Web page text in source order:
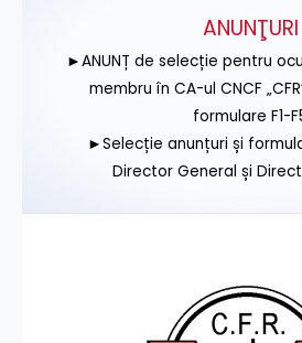
ANUNŢURI
►ANUNȚ de selecție pentru
membru în CA-ul CNCF
formulare F1-
►Selecție anunțuri și
Director General și